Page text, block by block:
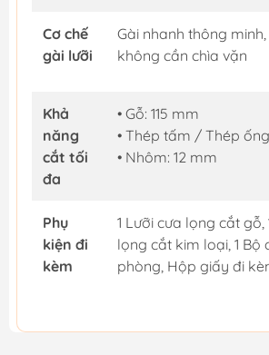
Cơ chế
gài lưỡi
Gài nhanh thông
không cần chìa vặn
Khả
năng
cắt tối
đa
• Gỗ: 115 mm
• Thép tấm / Thép
• Nhôm: 12 mm
Phụ
kiện đi
kèm
1 Lưỡi cưa lọng cắt gỗ,
lọng cắt kim loại, 1 Bộ
phòng, Hộp giấy đi